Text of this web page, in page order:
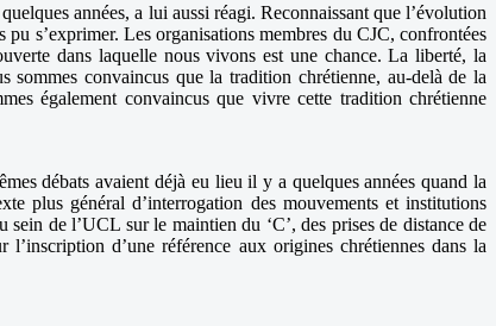
années, a lui aussi réagi. Reconnaissant que l’évolution
s’exprimer. Les organisations membres du CJC, confrontées
dans laquelle nous vivons est une chance. La liberté, la
sommes convaincus que la tradition chrétienne, au-delà de la
également convaincus que vivre cette tradition chrétienne
débats avaient déjà eu lieu il y a quelques années quand la
plus général d’interrogation des mouvements et institutions
de l’UCL sur le maintien du ‘C’, des prises de distance de
d’une référence aux origines chrétiennes dans la